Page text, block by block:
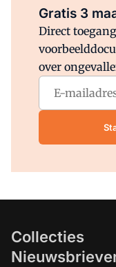
Gratis 3
Direct
over
Collecties